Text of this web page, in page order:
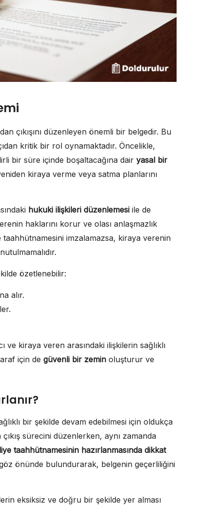
çıkışını düzenleyen önemli bir belgedir. Bu
kritik bir rol oynamaktadır. Öncelikle,
bir süre içinde boşaltacağına dair yasal bir
kiraya verme veya satma planlarını
hukuki ilişkileri düzenlemesi ile de
haklarını korur ve olası anlaşmazlık
imzalamazsa, kiraya verenin
özetlenebilir:
alır.
kiraya veren arasındaki ilişkilerin sağlıklı
için de güvenli bir zemin oluşturur ve
bir şekilde devam edebilmesi için oldukça
sürecini düzenlerken, aynı zamanda
taahhütnamesinin hazırlanmasında dikkat
önünde bulundurarak, belgenin geçerliliğini
eksiksiz ve doğru bir şekilde yer alması